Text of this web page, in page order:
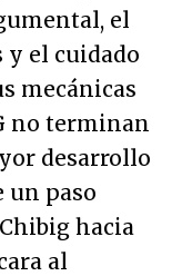
el
y el cuidado
mecánicas
no terminan
desarrollo
un paso
hacia
al